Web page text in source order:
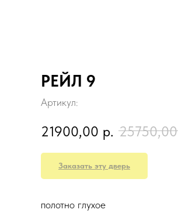
РЕЙЛ 9
Артикул:
21900,00 р. 25750,00
Заказать эту дверь
полотно глухое